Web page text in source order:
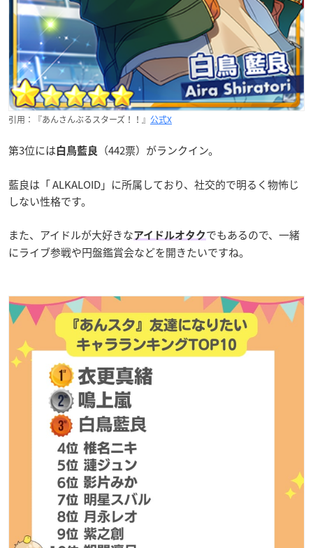
引用：『あんさんぶるスターズ！！』 公式X
第3位には 白鳥藍良 （442票）がランクイン。
藍良は「 ALKALOID」に所属しており、社交的で明るく物怖じ
しない性格です。
また、アイドルが大好きなアイドルオタク でもあるので、一緒
にライブ参戦や円盤鑑賞会などを開きたいですね。